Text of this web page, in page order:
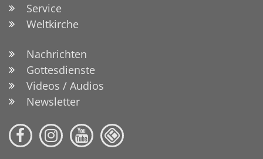
Service
Weltkirche
Nachrichten
Gottesdienste
Videos / Audios
Newsletter